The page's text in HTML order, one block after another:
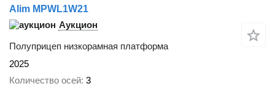
Alim MPWL1W21
Аукцион
Полуприцеп низкорамная платформа
2025
Количество осей 3